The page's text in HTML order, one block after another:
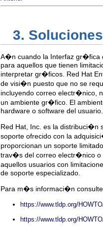
3.
A�n cuando la Interfaz gr�fica
para aquellos que tienen
interpretar gr�ficos. Red Hat
de visi�n puesto que no se
incluyendo correo electr�nico,
un ambiente gr�fico. El
hardware o software del usuario.
Red Hat, Inc. es la distribuci�n
soporte ofrecido con la
proporcionan un soporte
trav�s del correo electr�nico o
aquellos usuarios con
de soporte especializado.
Para m�s informaci�n
https://www.tldp.org/
https://www.tldp.org/